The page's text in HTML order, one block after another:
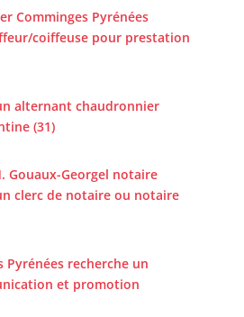
Comminges Pyrénées
coiffeuse pour prestation
alternant chaudronnier
(31)
Gouaux-Georgel notaire
clerc de notaire ou notaire
Pyrénées recherche un
et promotion